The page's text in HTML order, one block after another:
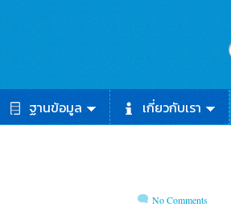
ฐานข้อมูล เกี่ยวกับเรา
No Comments